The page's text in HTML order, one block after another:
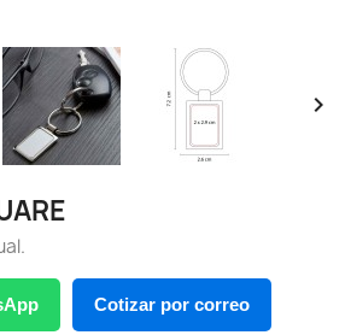

Cotizar por correo